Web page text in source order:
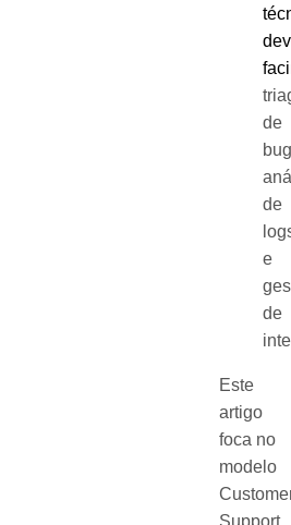
de
de
e
de
Este
artigo
foca no
modelo